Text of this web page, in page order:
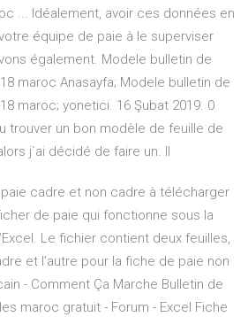
... Idéalement, avoir ces données en
équipe de paie à le superviser
également. Modele bulletin de
maroc Anasayfa; Modele bulletin de
maroc; yonetici. 16 Şubat 2019. 0
trouver un bon modèle de feuille de
j`ai décidé de faire un. Il
cadre et non cadre à télécharger
de paie qui fonctionne sous la
Le fichier contient deux feuilles,
et l’autre pour la fiche de paie non
- Comment Ça Marche Bulletin de
maroc gratuit - Forum - Excel Fiche